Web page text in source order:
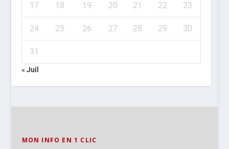
17 18 19 20 21 22 23
24 25 26 27 28 29 30
31
« Juil
MON INFO EN 1 CLIC